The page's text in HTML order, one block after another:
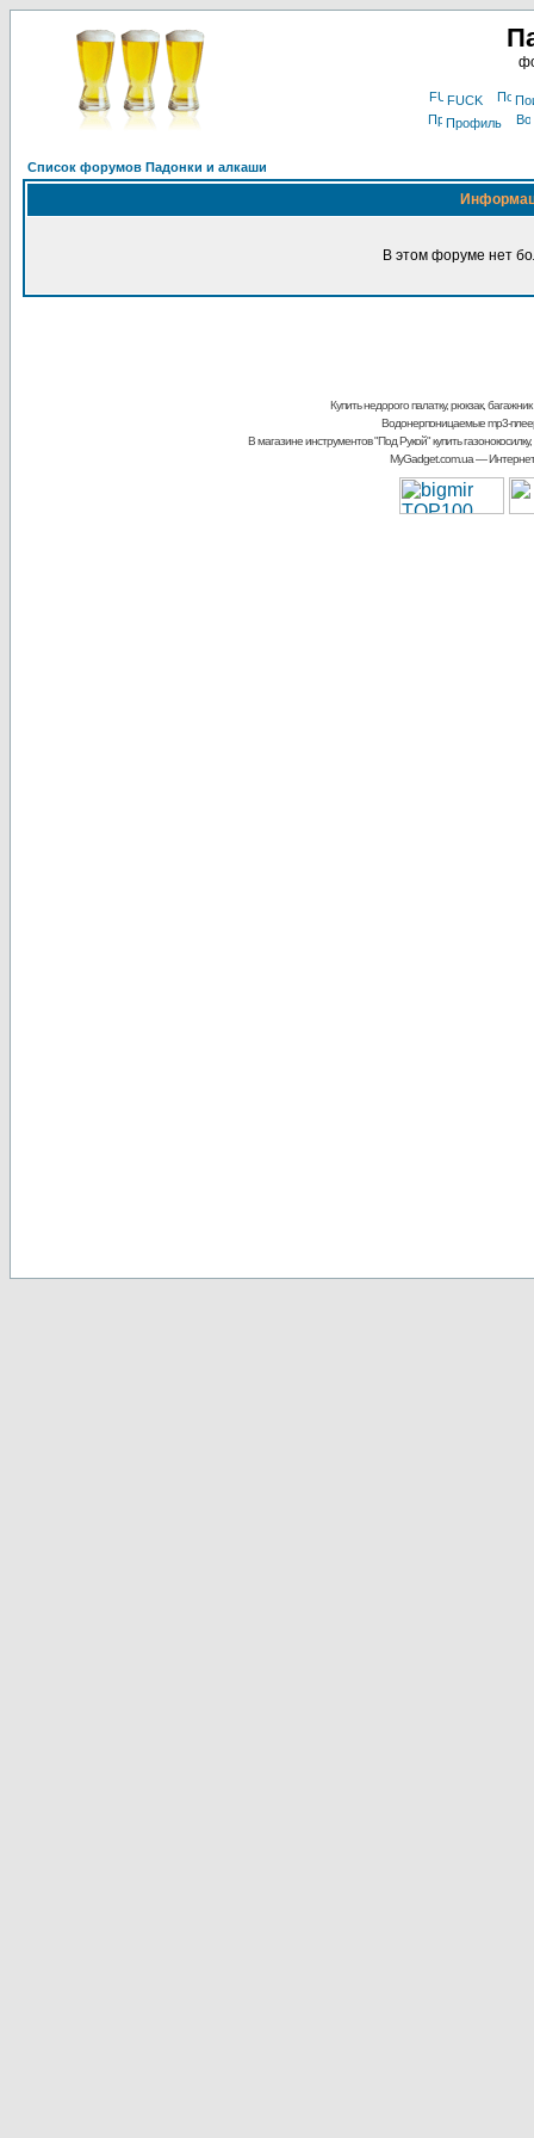
FUCK
Профиль
Список форумов Падонки и алкаши
В этом форуме нет
Купить недорого палатку, рюкзак, багажник
Водонерпоницаемые mp3-
В магазине инструментов "Под Рукой"купить
MyGadget.com.ua—